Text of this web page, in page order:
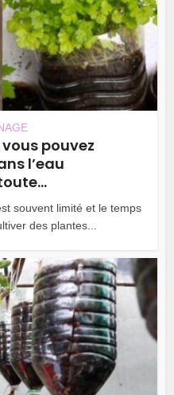
vous pouvez
l’eau
souvent limité et le temps
des plantes...